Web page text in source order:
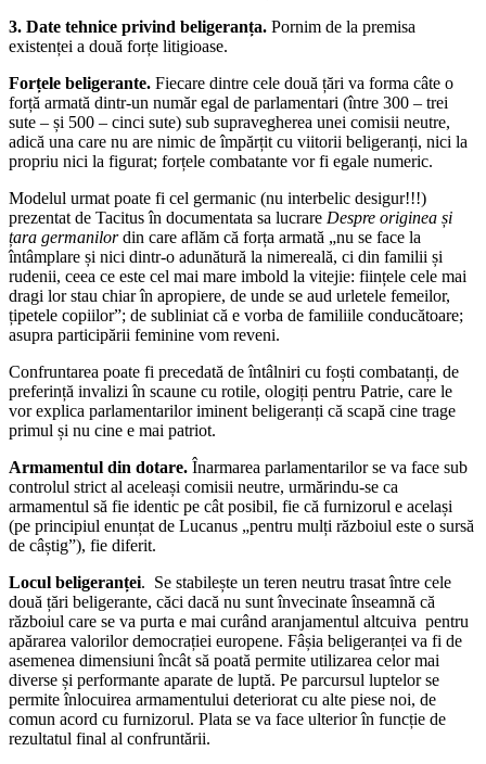
3. Date tehnice privind beligeranța. Pornim de la premisa
existenței a două forțe litigioase.
Forțele beligerante. Fiecare dintre cele două țări va forma câte o
forță armată dintr-un număr egal de parlamentari (între 300 – trei
sute – și 500 – cinci sute) sub supravegherea unei comisii neutre,
adică una care nu are nimic de împărțit cu viitorii beligeranți, nici la
propriu nici la figurat; forțele combatante vor fi egale numeric.
Modelul urmat poate fi cel germanic (nu interbelic desigur!!!)
prezentat de Tacitus în documentata sa lucrare Despre originea și
țara germanilordin care aflăm că forța armată „nu se face la
întâmplare și nici dintr-o adunătură la nimereală, ci din familii și
rudenii, ceea ce este cel mai mare imbold la vitejie: ființele cele mai
dragi lor stau chiar în apropiere, de unde se aud urletele femeilor,
țipetele copiilor”; de subliniat că e vorba de familiile conducătoare;
asupra participării feminine vom reveni.
Confruntarea poate fi precedată de întâlniri cu foști combatanți, de
preferință invalizi în scaune cu rotile, ologiți pentru Patrie, care le
vor explica parlamentarilor iminent beligeranți că scapă cine trage
primul și nu cine e mai patriot.
Armamentul din dotare. Înarmarea parlamentarilor se va face sub
controlul strict al aceleași comisii neutre, urmărindu-se ca
armamentul să fie identic pe cât posibil, fie că furnizorul e același
(pe principiul enunțat de Lucanus „pentru mulți războiul este o sursă
de câștig”), fie diferit.
Locul beligeranței. Se stabilește un teren neutru trasat între cele
două țări beligerante, căci dacă nu sunt învecinate înseamnă că
războiul care se va purta e mai curând aranjamentul altcuiva pentru
apărarea valorilor democrației europene. Fâșia beligeranței va fi de
asemenea dimensiuni încât să poată permite utilizarea celor mai
diverse și performante aparate de luptă. Pe parcursul luptelor se
permite înlocuirea armamentului deteriorat cu alte piese noi, de
comun acord cu furnizorul. Plata se va face ulterior în funcție de
rezultatul final al confruntării.